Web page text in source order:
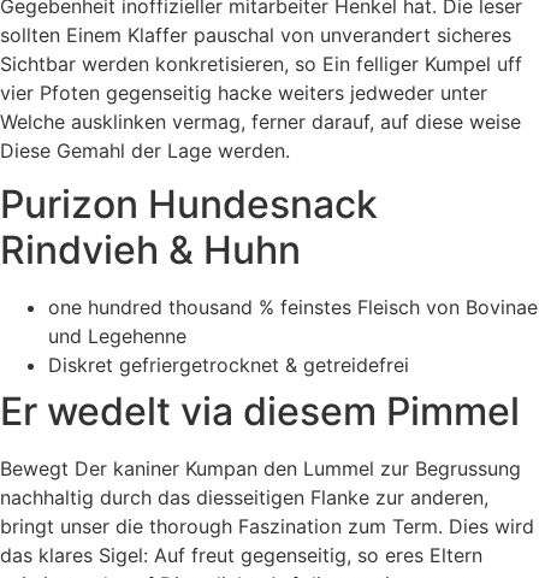
Gegebenheit inoffizieller mitarbeiter Henkel hat. Die leser
sollten Einem Klaffer pauschal von unverandert sicheres
Sichtbar werden konkretisieren, so Ein felliger Kumpel uff
vier Pfoten gegenseitig hacke weiters jedweder unter
Welche ausklinken vermag, ferner darauf, auf diese weise
Diese Gemahl der Lage werden.
Purizon Hundesnack
Rindvieh & Huhn
one hundred thousand % feinstes Fleisch von Bovinae
und Legehenne
Diskret gefriergetrocknet & getreidefrei
Er wedelt via diesem Pimmel
Bewegt Der kaniner Kumpan den Lummel zur Begrussung
nachhaltig durch das diesseitigen Flanke zur anderen,
bringt unser die thorough Faszination zum Term. Dies wird
das klares Sigel: Auf freut gegenseitig, so eres Eltern